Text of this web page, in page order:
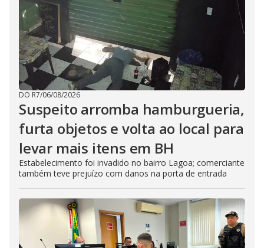
DO R7/06/08/2026
Suspeito arromba hamburgueria,
furta objetos e volta ao local para
levar mais itens em BH
Estabelecimento foi invadido no bairro Lagoa; comerciante
também teve prejuízo com danos na porta de entrada